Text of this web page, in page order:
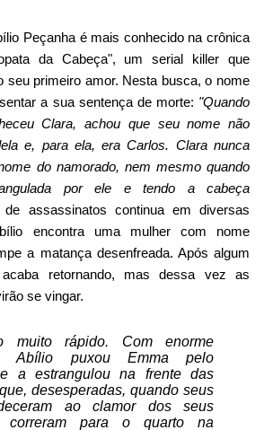
Peçanha é mais conhecido na crônica
da Cabeça", um serial killer que
seu primeiro amor. Nesta busca, o nome
a sua sentença de morte: "Quando
Clara, achou que seu nome não
e, para ela, era Carlos. Clara nunca
do namorado, nem mesmo quando
por ele e tendo a cabeça
assassinatos continua em diversas
encontra uma mulher com nome
a matança desenfreada. Após algum
retornando, mas dessa vez as
se vingar.
muito rápido. Com enorme
Abílio puxou Emma pelo
a estrangulou na frente das
desesperadas, quando seus
ao clamor dos seus
correram para o quarto na